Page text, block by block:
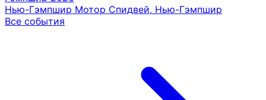
Нью-Гэмпшир Мотор Спидвей, Нью-Гэмпшир
Все события